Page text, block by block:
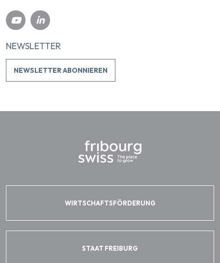
NEWSLETTER
NEWSLETTER ABONNIEREN
WIRTSCHAFTSFÖRDERUNG
STAAT FREIBURG